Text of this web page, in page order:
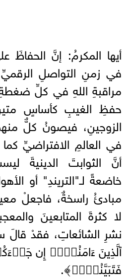
أيها المكرمُ: إنَّ الحفاظَ
في زمنِ التواصلِ
مراقبةِ اللهِ في كلِّ
حفظِ الغيبِ كأساسٍ متينٍ
الزوجينِ، فيصونُ كلٌّ
في العالمِ الافتراضيِّ
أنَّ الثوابتَ الدينيةَ
خاضعةً لـ"التريندِ" أو
مبادئُ راسخةٌ، فاجعلْ
لا كثرةَ المتابعينَ
نشرِ الشائعاتِ، فقدْ
ٱلَّذِینَ ءَامَنُوۤا۟ إِن
فَتَبَیَّنُوۤا۟﴾.